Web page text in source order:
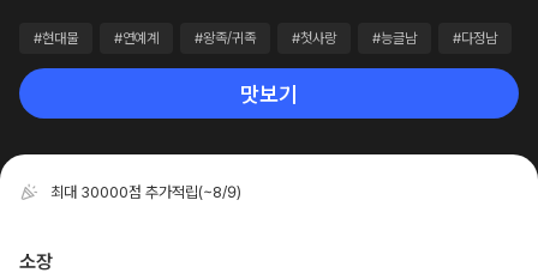
#현대물 #연예계 #왕족/귀족 #첫사랑 #능글남 #다정남
맛보기
최대 30000점 추가적립(~8/9)
소장